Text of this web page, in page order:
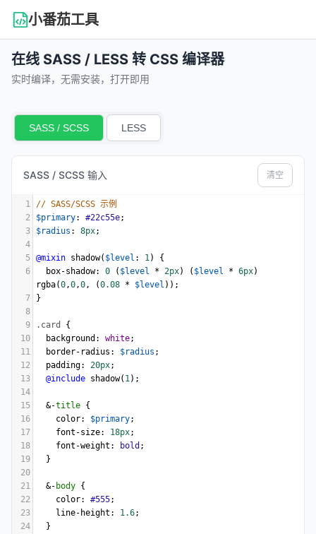
小番茄工具
在线 SASS / LESS 转 CSS 编译器
实时编译，无需安装，打开即用
SASS / SCSS LESS
SASS / SCSS 输入 清空
1
// SASS/SCSS 示例
2
$primary: #22c55e;
3
$radius : 8px;
4
5
@mixin shadow( $level : 1) {
6
box-shadow: 0 ( $level * 2px) ( $level * 6px
rgba(0,0,0, (0.08 * $level ));
7
}
8
9
.card
{
10
background : white;
11
border-radius : $radius ;
12
padding: 20px;
13
@include shadow( 1);
14
15
  &-
title {
16
color: $primary;
17
font-size: 18px;
18
font-weight : bold ;
19
  }
20
21
  &-
body {
22
color: #555;
23
line-height : 1.6;
24
  }